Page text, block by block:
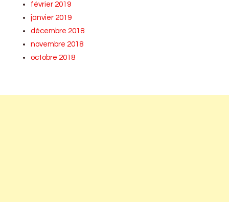
février 2019
janvier 2019
décembre 2018
novembre 2018
octobre 2018